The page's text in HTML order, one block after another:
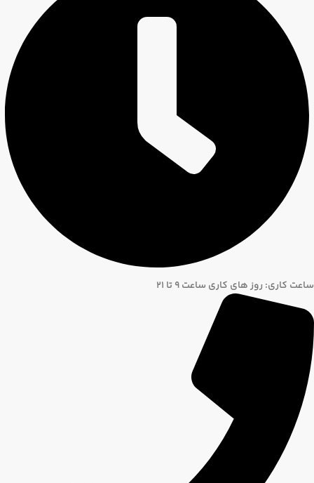
ساعت کاری: روز های کاری ساعت ۹ تا ۲۱